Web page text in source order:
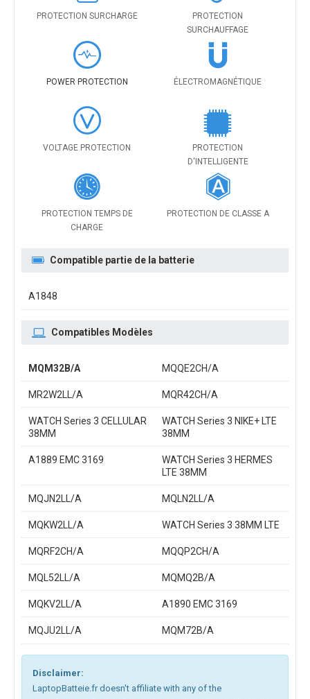
PROTECTION SURCHARGE
PROTECTION
SURCHAUFFAGE
POWER PROTECTION ÉLECTROMAGNÉTIQUE
VOLTAGE PROTECTION
PROTECTION
D'INTELLIGENTE
PROTECTION TEMPS DE
CHARGE
PROTECTION DE CLASSE A
Compatible partie de la batterie
A1848
Compatibles Modèles
MQM32B/A MQQE2CH/A
MR2W2LL/A MQR42CH/A
WATCH Series 3 CELLULAR
38MM
WATCH Series 3 NIKE+ LTE
38MM
A1889 EMC 3169
WATCH Series 3 HERMES
LTE 38MM
MQJN2LL/A MQLN2LL/A
MQKW2LL/A WATCH Series 3 38MM LTE
MQRF2CH/A MQQP2CH/A
MQL52LL/A MQMQ2B/A
MQKV2LL/A A1890 EMC 3169
MQJU2LL/A MQM72B/A
Disclaimer:
LaptopBatteie.fr doesn't affiliate with any of the